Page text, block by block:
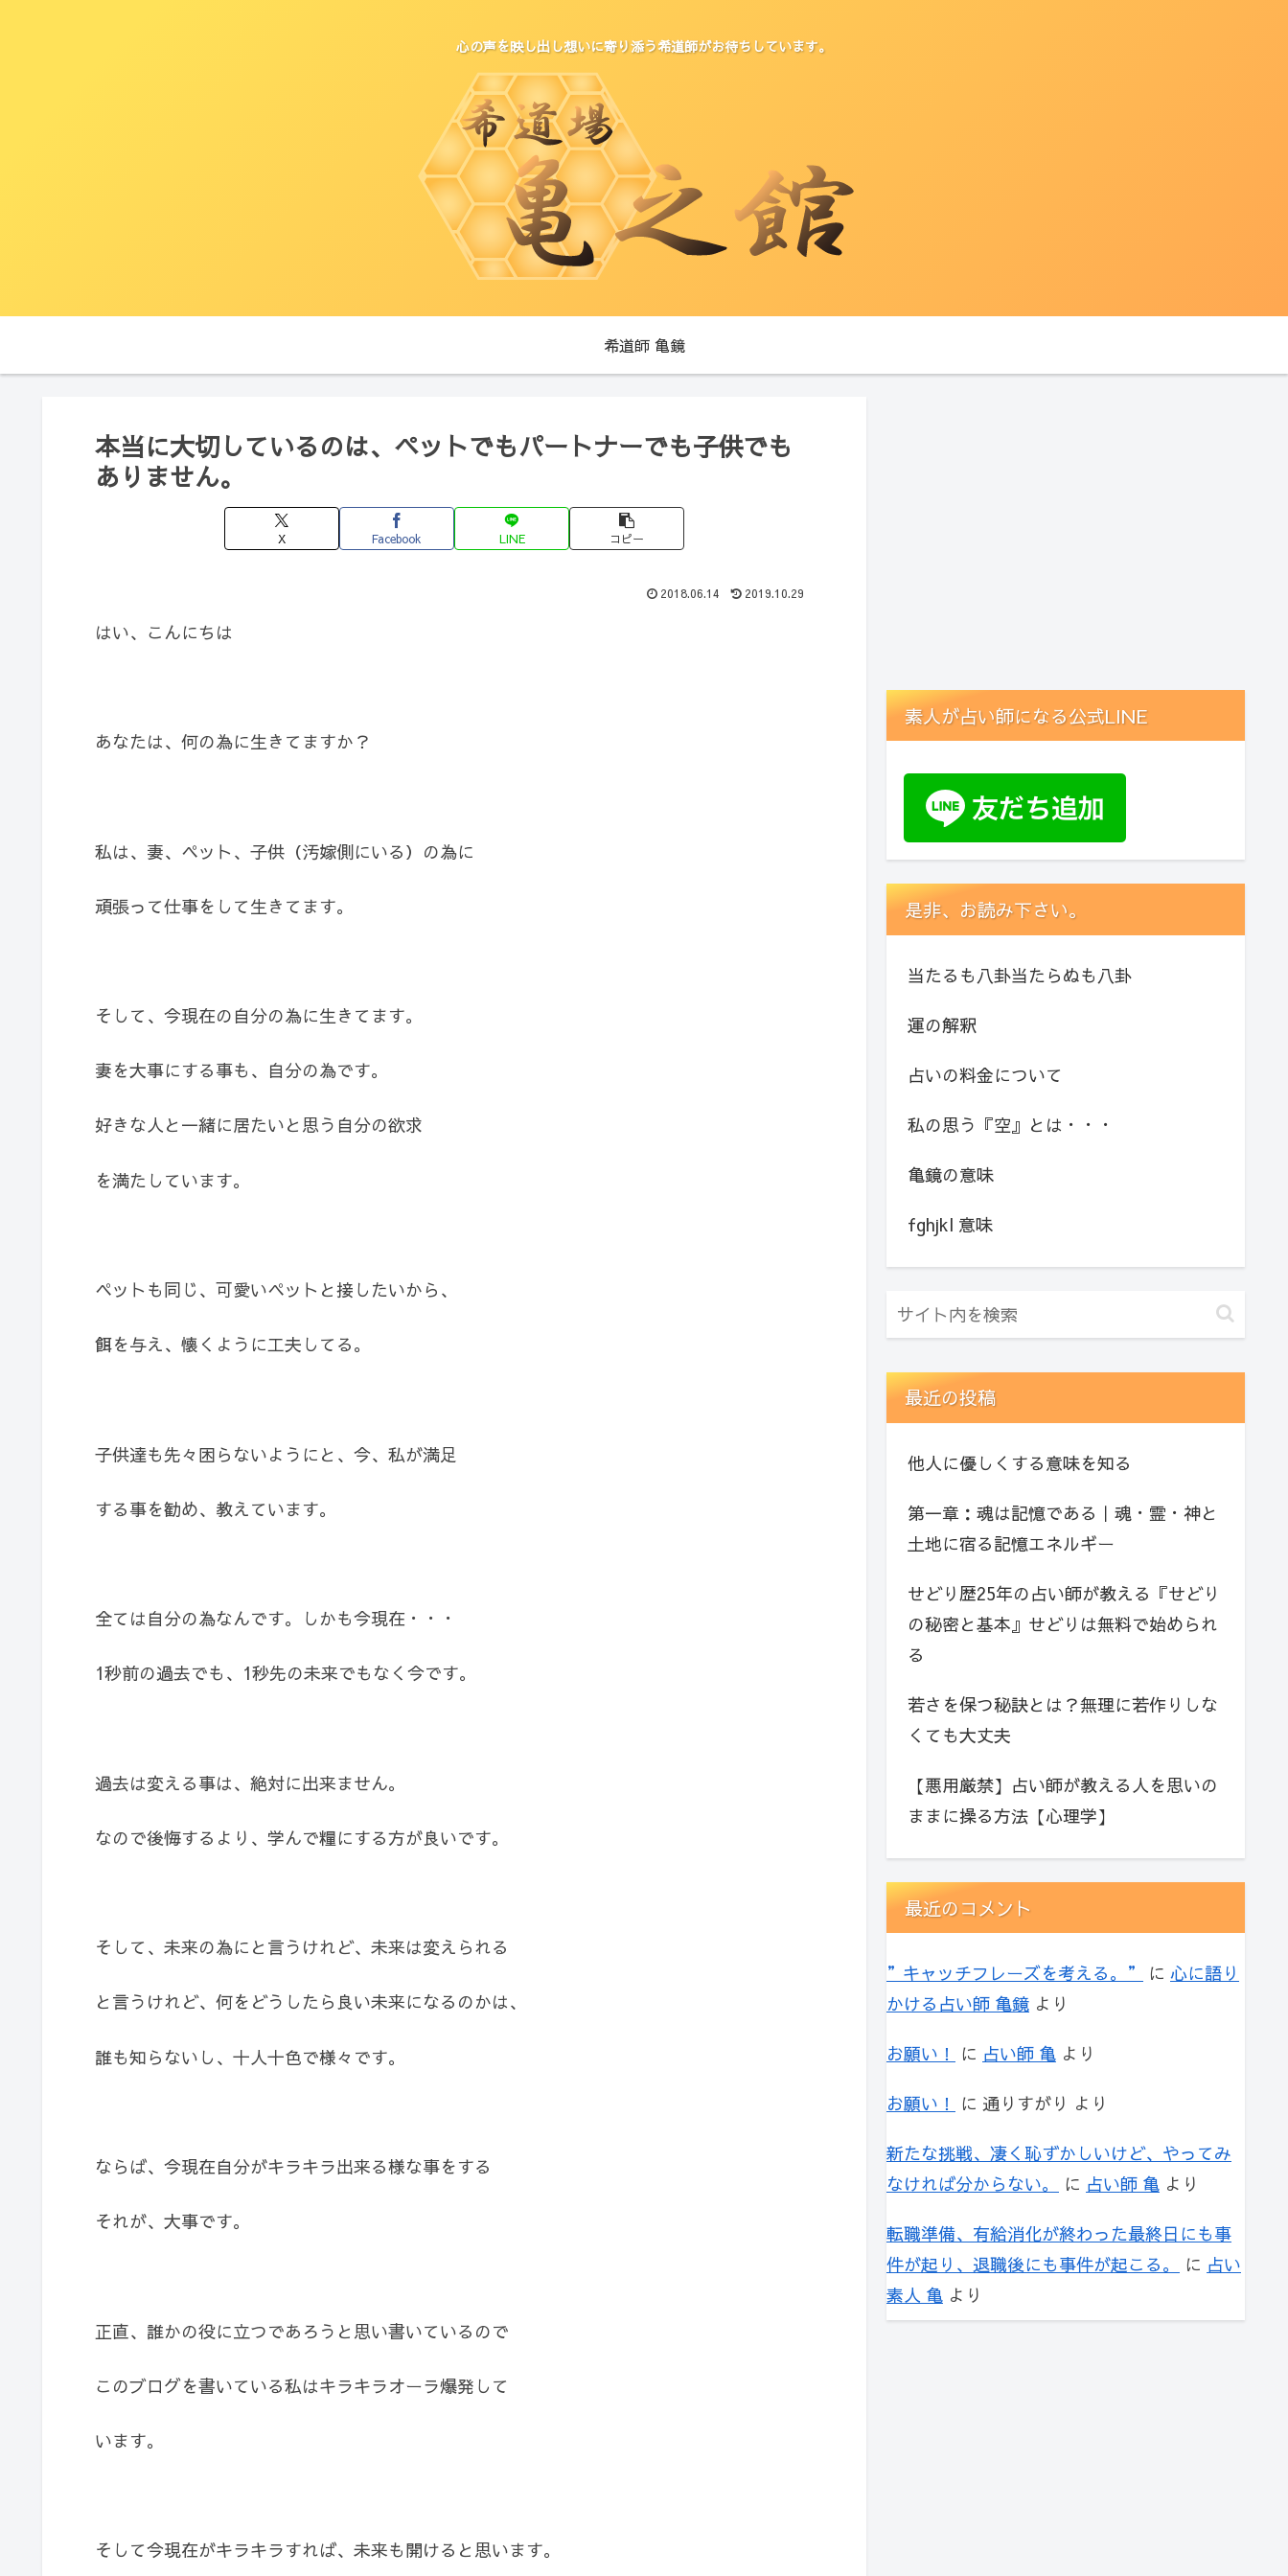
心の声を映し出し想いに寄り添う希道師がお待ちしています。
希道師 亀鏡
本当に大切しているのは、ペットでもパートナーでも子供でも
ありません。
X Facebook LINE コピー
2018.06.14 2019.10.29
はい、こんにちは
あなたは、何の為に生きてますか？
私は、妻、ペット、子供（汚嫁側にいる）の為に
頑張って仕事をして生きてます。
そして、今現在の自分の為に生きてます。
妻を大事にする事も、自分の為です。
好きな人と一緒に居たいと思う自分の欲求
を満たしています。
ペットも同じ、可愛いペットと接したいから、
餌を与え、懐くように工夫してる。
子供達も先々困らないようにと、今、私が満足
する事を勧め、教えています。
全ては自分の為なんです。しかも今現在・・・
1秒前の過去でも、1秒先の未来でもなく今です。
過去は変える事は、絶対に出来ません。
なので後悔するより、学んで糧にする方が良いです。
そして、未来の為にと言うけれど、未来は変えられる
と言うけれど、何をどうしたら良い未来になるのかは、
誰も知らないし、十人十色で様々です。
ならば、今現在自分がキラキラ出来る様な事をする
それが、大事です。
正直、誰かの役に立つであろうと思い書いているので
このブログを書いている私はキラキラオーラ爆発して
います。
そして今現在がキラキラすれば、未来も開けると思います。
素人が占い師になる公式LINE
是非、お読み下さい。
当たるも八卦当たらぬも八卦
運の解釈
占いの料金について
私の思う『空』とは・・・
亀鏡の意味
fghjkl 意味
最近の投稿
他人に優しくする意味を知る
第一章：魂は記憶である｜魂・霊・神と
土地に宿る記憶エネルギー
せどり歴25年の占い師が教える『せどり
の秘密と基本』せどりは無料で始められ
る
若さを保つ秘訣とは？無理に若作りしな
くても大丈夫
【悪用厳禁】占い師が教える人を思いの
ままに操る方法【心理学】
最近のコメント
”キャッチフレーズを考える。” に 心に語り
かける占い師 亀鏡 より
お願い！ に 占い師 亀 より
お願い！ に 通りすがり より
新たな挑戦、凄く恥ずかしいけど、やってみ
なければ分からない。
に 占い師 亀 より
転職準備、有給消化が終わった最終日にも事
件が起り、退職後にも事件が起こる。
に 占い
素人 亀 より